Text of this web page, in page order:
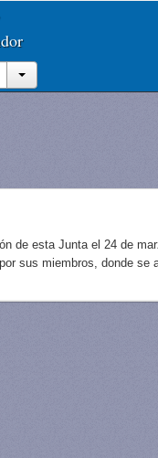
de esta Junta el 24 de
sus miembros, donde se